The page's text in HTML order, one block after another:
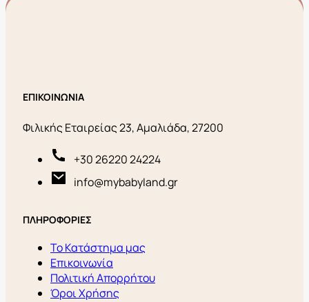
ΕΠΙΚΟΙΝΩΝΙΑ
Φιλικής Εταιρείας 23, Αμαλιάδα, 27200
+30 26220 24224
info@mybabyland.gr
ΠΛΗΡΟΦΟΡΙΕΣ
Το Κατάστημα μας
Επικοινωνία
Πολιτική Απορρήτου
Όροι Χρήσης